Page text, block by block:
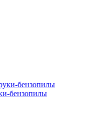
бензопилы